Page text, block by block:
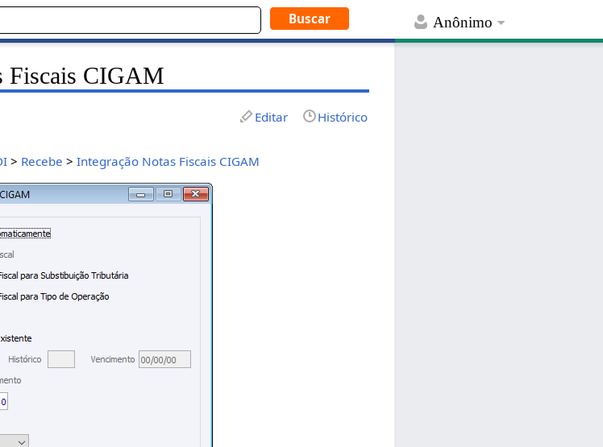
Anônimo
Fiscais CIGAM
Editar Histórico
> Recebe >Integração Notas Fiscais CIGAM